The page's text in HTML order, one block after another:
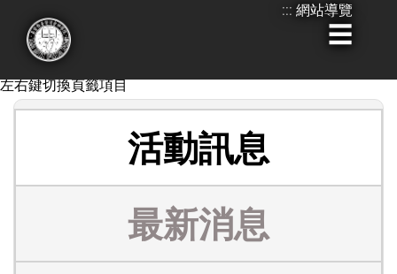
::: 網站導覽
**無障礙設計，Tab鍵移動到標籤項目後,您可以使用鍵盤
左右鍵切換頁籤項目
活動訊息
最新消息